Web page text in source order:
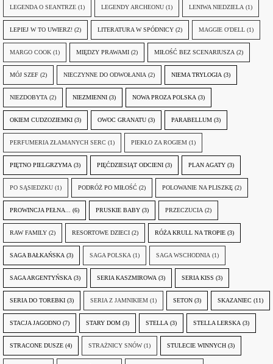
LEGENDA O SEANTRZE (1) LEGENDY ARCHEONU (1) LENIWA NIEDZIELA (1)
LEPIEJ W TO UWIERZ! (2) LITERATURA W SPÓDNICY (2) MAGGIE O'DELL (1)
MARGO COOK (1) MIĘDZY PRAWAMI (2) MIŁOŚĆ BEZ SCENARIUSZA (2)
MÓJ SZEF (2) NIECZYNNE DO ODWOŁANIA (2) NIEMA TRYLOGIA (3)
NIEZDOBYTA (2) NIEZMIENNI (3) NOWA PROZA POLSKA (3)
OKIEM CUDZOZIEMKI (3) OWOC GRANATU (3) PARABELLUM (3)
PERFUMERIA ZŁAMANYCH SERC (1) PIEKŁO ZA ROGIEM (1)
PIĘTNO PIELGRZYMA (3) PIĘĆDZIESIĄT ODCIENI (3) PLAN AGATY (3)
PO SĄSIEDZKU (1) PODRÓŻ PO MIŁOŚĆ (2) POLOWANIE NA PLISZKĘ (2)
PROWINCJA PEŁNA... (6) PRUSKIE BABY (3) PRZECZUCIA (2)
RAW FAMILY (2) RESORTOWE DZIECI (2) RÓŻA KRULL NA TROPIE (3)
SAGA BAŁKAŃSKA (3) SAGA POLSKA (1) SAGA WSCHODNIA (1)
SAGA ARGENTYŃSKA (3) SERIA KASZMIROWA (3) SERIA KISS (3)
SERIA DO TOREBKI (3) SERIA Z JAMNIKIEM (1) SETON (3) SKAZANIEC (11)
STACJA JAGODNO (7) STARY DOM (3) STELLA (3) STELLA LERSKA (3)
STRACONE DUSZE (4) STRAŻNICY SNÓW (1) STULECIE WINNYCH (3)